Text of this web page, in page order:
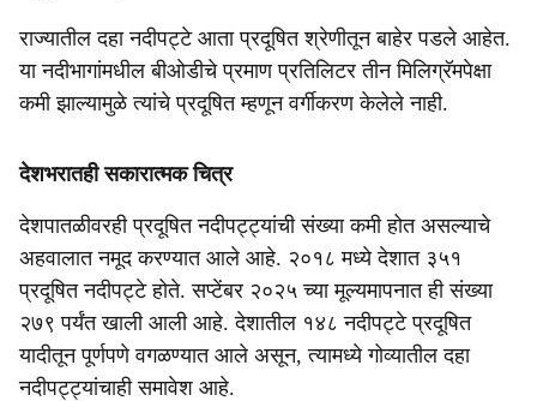
राज्यातील दहा नदीपट्टे आता प्रदूषित श्रेणीतून बाहेर पडले आहेत.
या नदीभागांमधील बीओडीचे प्रमाण प्रतिलिटर तीन मिलिग्रॅमपेक्षा
कमी झाल्यामुळे त्यांचे प्रदूषित म्हणून वर्गीकरण केलेले नाही.
देशभरातही सकारात्मक चित्र
देशपातळीवरही प्रदूषित नदीपट्ट्यांची संख्या कमी होत असल्याचे
अहवालात नमूद करण्यात आले आहे. २०१८ मध्ये देशात ३५१
प्रदूषित नदीपट्टे होते. सप्टेंबर २०२५ च्या मूल्यमापनात ही संख्या
२७९ पर्यंत खाली आली आहे. देशातील १४८ नदीपट्टे प्रदूषित
यादीतून पूर्णपणे वगळण्यात आले असून, त्यामध्ये गोव्यातील दहा
नदीपट्ट्यांचाही समावेश आहे.